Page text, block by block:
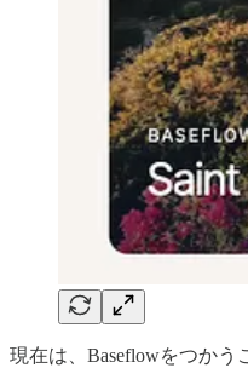
現在は、Baseflowをつか